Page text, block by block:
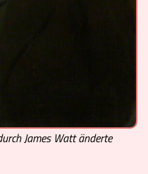
James Watt änderte